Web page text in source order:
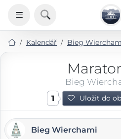
Kalendář Bieg
Bieg
1 Uložit do
Bieg Wierchami